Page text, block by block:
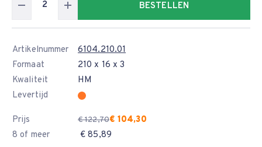
BESTELLEN
Artikelnummer
6104.210.01
Formaat
210 x 16 x 3
Kwaliteit
HM
Levertijd
Prijs € 122,70€ 104,30
8 of meer
€ 85,89